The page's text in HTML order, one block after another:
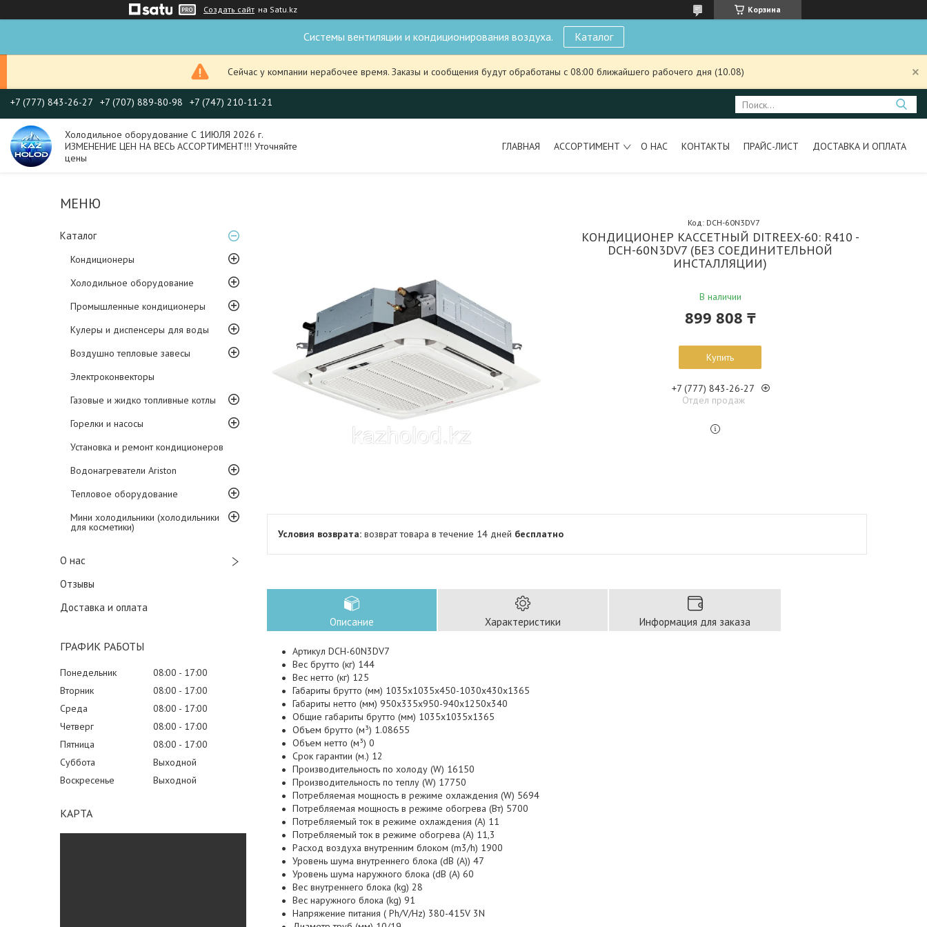
Создать сайт на Satu.kz Корзина
Системы вентиляции и кондиционирования воздуха. Каталог
Сейчас у компании нерабочее время. Заказы и сообщения будут обработаны с 08:00 ближайшего рабочего дня (10.08)
+7 (777) 843-26-27 +7 (707) 889-80-98 +7 (747) 210-11-21
Холодильное оборудование С 1ИЮЛЯ 2026 г.
ИЗМЕНЕНИЕ ЦЕН НА ВЕСЬ АССОРТИМЕНТ!!! Уточняйте
цены
ГЛАВНАЯ АССОРТИМЕНТ О НАС КОНТАКТЫ ПРАЙС-ЛИСТ ДОСТАВКА И ОПЛАТА
Каталог
Кондиционеры
Холодильное оборудование
Промышленные кондиционеры
Кулеры и диспенсеры для воды
Воздушно тепловые завесы
Электроконвекторы
Газовые и жидко топливные котлы
Горелки и насосы
Установка и ремонт кондиционеров
Водонагреватели Ariston
Тепловое оборудование
Мини холодильники (холодильники
для косметики)
О нас
Отзывы
Доставка и оплата
ГРАФИК РАБОТЫ
Понедельник 08:00
17:00
Вторник
08:00
17:00
Среда
08:00
17:00
Четверг
08:00
17:00
Пятница
08:00
17:00
Суббота
Выходной
Воскресенье
Выходной
КАРТА
КОНДИЦИОНЕР КАССЕТНЫЙ DITREEX-60: R410 -
DCH-60N3DV7 (БЕЗ СОЕДИНИТЕЛЬНОЙ
ИНСТАЛЛЯЦИИ)
В наличии
Код: DCH-60N3DV7
899 808 ₸
Купить
+7 (777) 843-26-27
Отдел продаж
возврат товара в течение 14 дней бесплатно
Описание Характеристики Информация для заказа
Артикул DCH-60N3DV7
Вес брутто (кг) 144
Вес нетто (кг) 125
Габариты брутто (мм) 1035x1035x450-1030x430x1365
Габариты нетто (мм) 950x335x950-940x1250x340
Общие габариты брутто (мм) 1035x1035x1365
Объем брутто (м³) 1.08655
Объем нетто (м³) 0
Срок гарантии (м.) 12
Производительность по холоду (W) 16150
Производительность по теплу (W) 17750
Потребляемая мощность в режиме охлаждения (W) 5694
Потребляемая мощность в режиме обогрева (Вт) 5700
Потребляемый ток в режиме охлаждения (А) 11
Потребляемый ток в режиме обогрева (А) 11,3
Расход воздуха внутренним блоком (m3/h) 1900
Уровень шума внутреннего блока (dB (A)) 47
Уровень шума наружного блока (dB (A) 60
Вес внутреннего блока (kg) 28
Вес наружного блока (kg) 91
Напряжение питания ( Ph/V/Hz) 380-415V 3N